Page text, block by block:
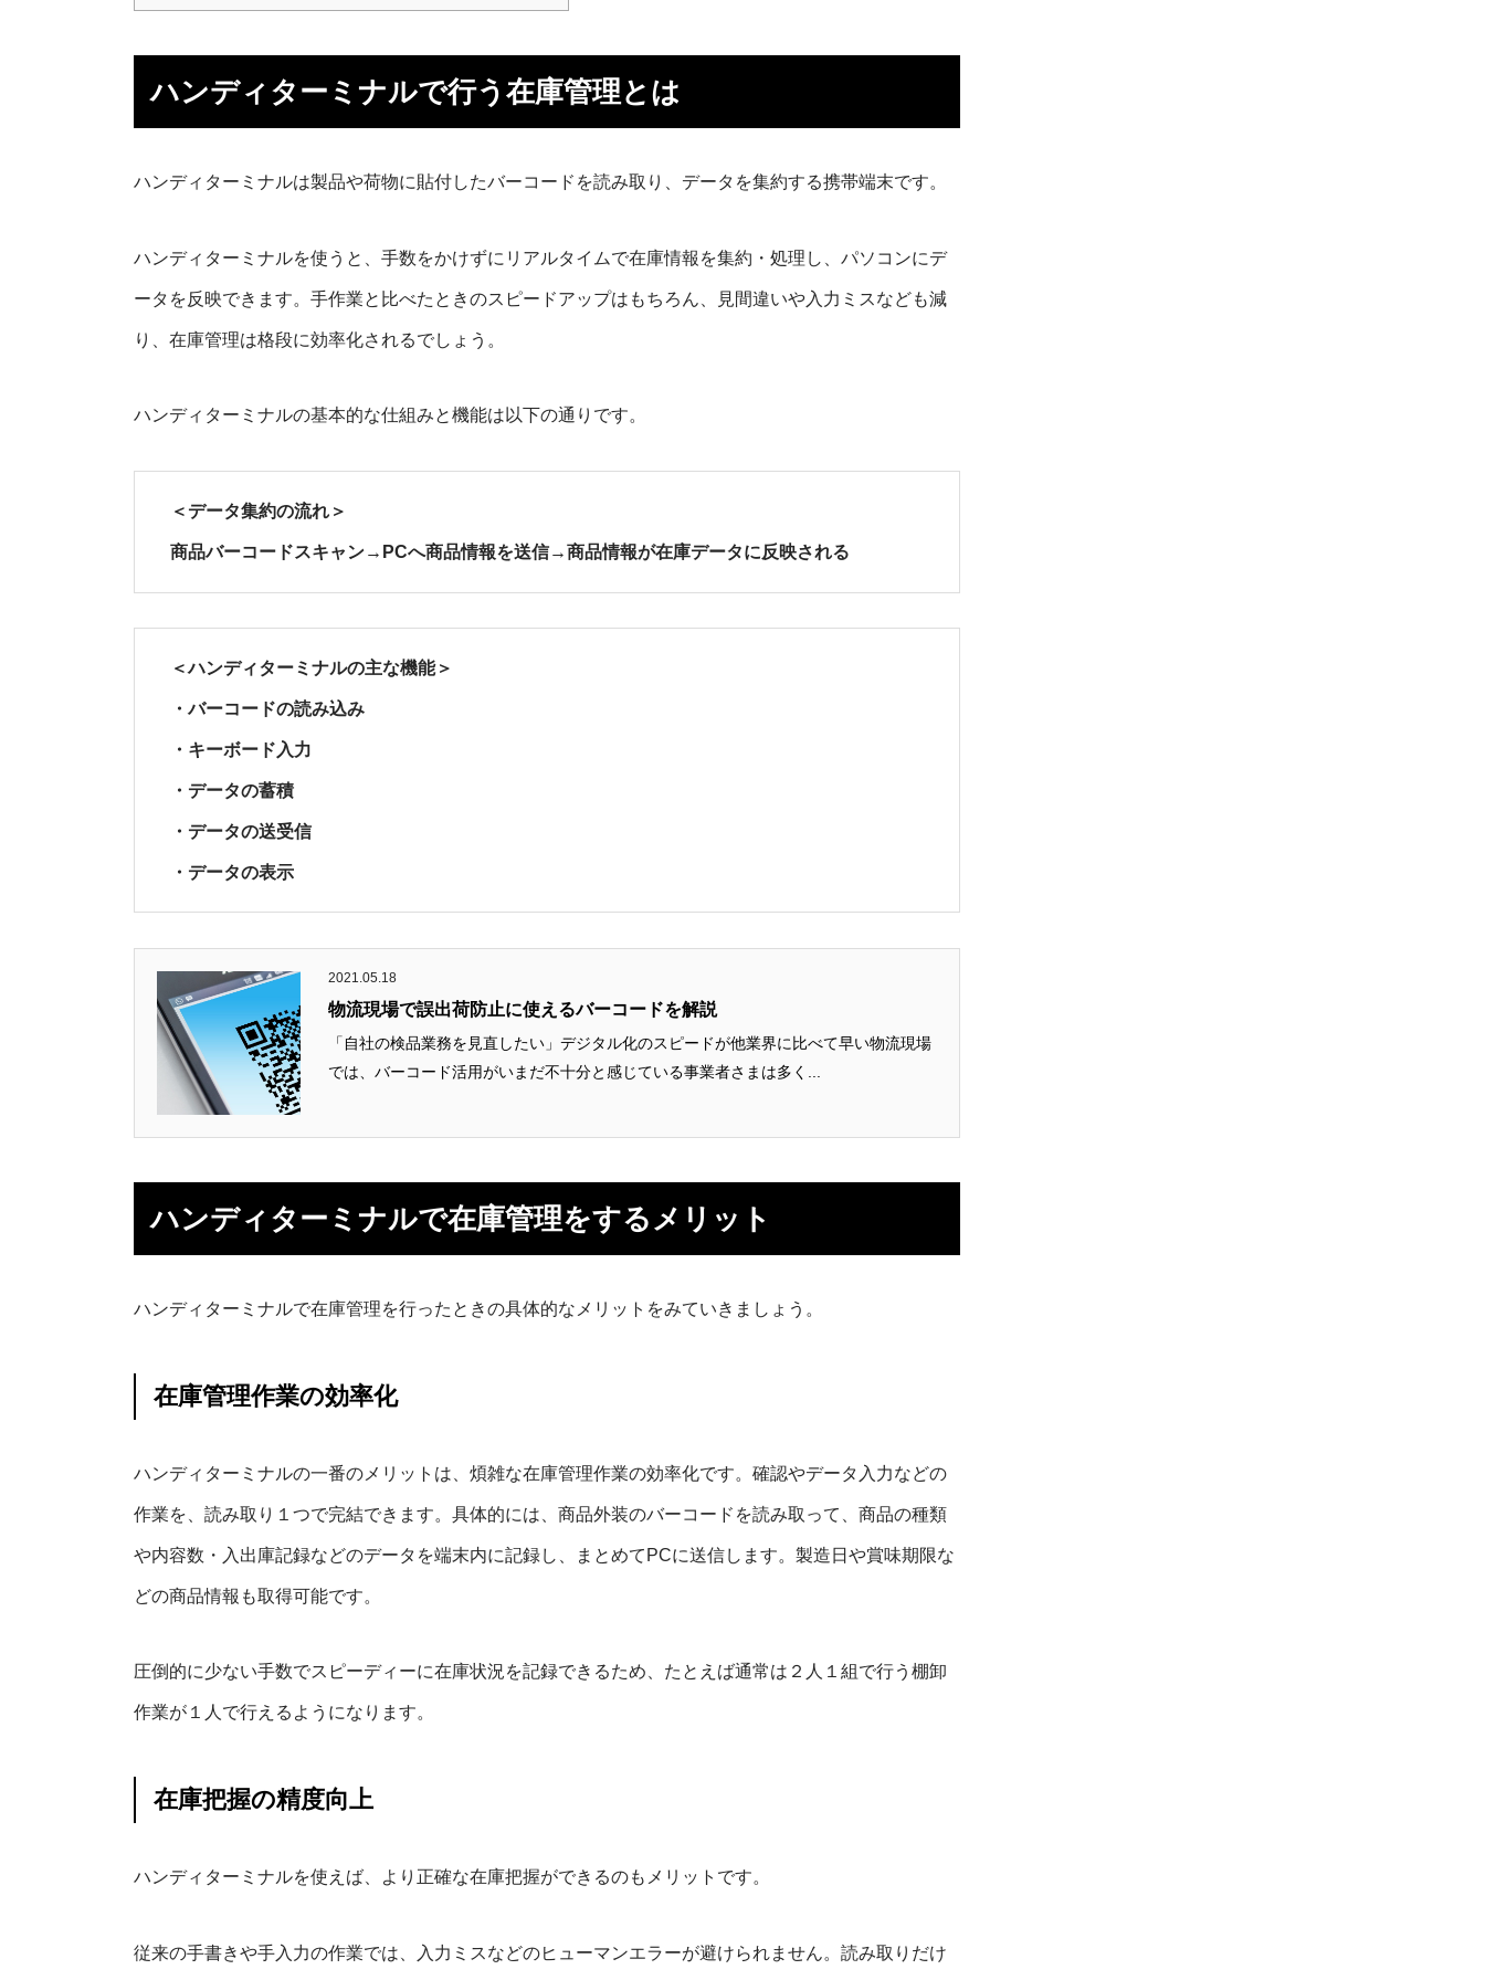
ハンディターミナルで行う在庫管理とは
ハンディターミナルは製品や荷物に貼付したバーコードを読み取り、データを集約する携帯端末です。
ハンディターミナルを使うと、手数をかけずにリアルタイムで在庫情報を集約・処理し、パソコンにデ
ータを反映できます。手作業と比べたときのスピードアップはもちろん、見間違いや入力ミスなども減
り、在庫管理は格段に効率化されるでしょう。
ハンディターミナルの基本的な仕組みと機能は以下の通りです。
＜データ集約の流れ＞
商品バーコードスキャン→PCへ商品情報を送信→商品情報が在庫データに反映される
＜ハンディターミナルの主な機能＞
・バーコードの読み込み
・キーボード入力
・データの蓄積
・データの送受信
・データの表示
2021.05.18
物流現場で誤出荷防止に使えるバーコードを解説
「自社の検品業務を見直したい」デジタル化のスピードが他業界に比べて早い物流現場
では、バーコード活用がいまだ不十分と感じている事業者さまは多く...
ハンディターミナルで在庫管理をするメリット
ハンディターミナルで在庫管理を行ったときの具体的なメリットをみていきましょう。
在庫管理作業の効率化
ハンディターミナルの一番のメリットは、煩雑な在庫管理作業の効率化です。確認やデータ入力などの
作業を、読み取り１つで完結できます。具体的には、商品外装のバーコードを読み取って、商品の種類
や内容数・入出庫記録などのデータを端末内に記録し、まとめてPCに送信します。製造日や賞味期限な
どの商品情報も取得可能です。
圧倒的に少ない手数でスピーディーに在庫状況を記録できるため、たとえば通常は２人１組で行う棚卸
作業が１人で行えるようになります。
在庫把握の精度向上
ハンディターミナルを使えば、より正確な在庫把握ができるのもメリットです。
従来の手書きや手入力の作業では、入力ミスなどのヒューマンエラーが避けられません。読み取りだけ